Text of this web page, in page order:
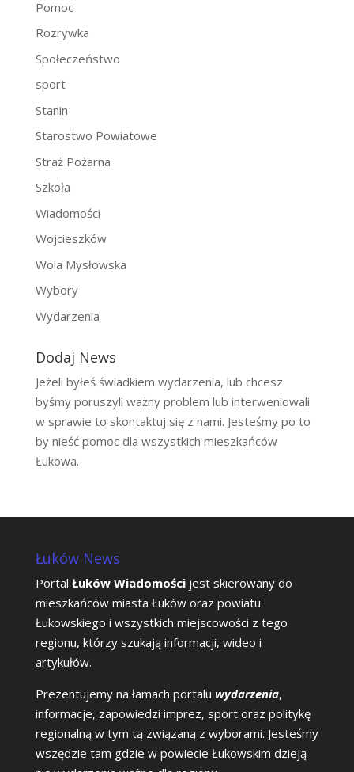
Pomoc
Rozrywka
Społeczeństwo
sport
Stanin
Starostwo Powiatowe
Straż Pożarna
Szkoła
Wiadomości
Wojcieszków
Wola Mysłowska
Wybory
Wydarzenia
Dodaj News
Jeżeli byłeś świadkiem wydarzenia, lub chcesz
byśmy poruszyli ważny problem lub interweniowali
w sprawie to skontaktuj się z nami. Jesteśmy po to
by nieść pomoc dla wszystkich mieszkańców
Łukowa.
Łuków News
Portal Łuków Wiadomościjest skierowany do
mieszkańców miasta Łuków oraz powiatu
Łukowskiego i wszystkich miejscowości z tego
regionu, którzy szukają informacji, wideo i
artykułów.
Prezentujemy na łamach portalu wydarzenia,
informacje, zapowiedzi imprez, sport oraz politykę
regionalną w tym tą związaną z wyborami. Jesteśmy
wszędzie tam gdzie w powiecie Łukowskim dzieją